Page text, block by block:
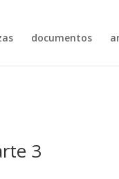
documentos
3